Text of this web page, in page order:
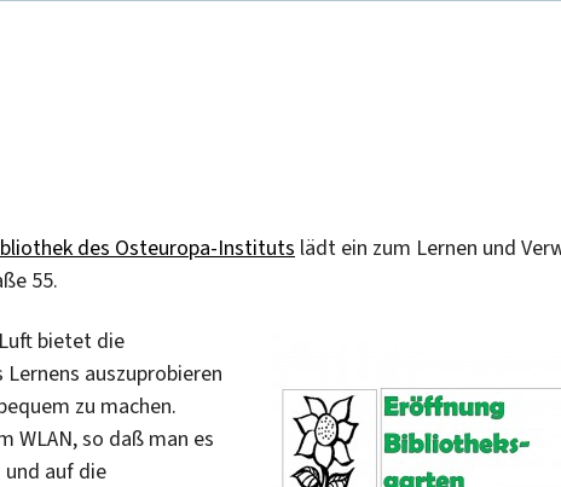
des Osteuropa-Instituts lädt ein zum Lernen und
55.
bietet die
auszuprobieren
zu machen.
WLAN, so daß man es
auf die